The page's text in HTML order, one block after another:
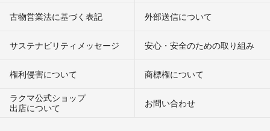
古物営業法に基づく表記 外部送信について
サステナビリティメッセージ 安心・安全のための取り組み
権利侵害について
商標権について
ラクマ公式ショップ
出店について
お問い合わせ